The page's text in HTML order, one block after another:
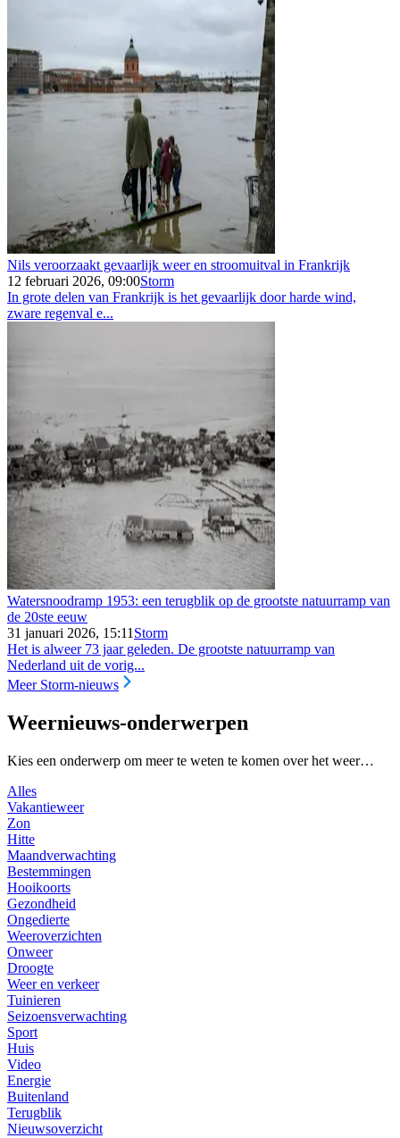
Nils veroorzaakt gevaarlijk weer en stroomuitval in Frankrijk
12 februari 2026, 09:00Storm
In grote delen van Frankrijk is het gevaarlijk door harde wind,
zware regenval e...
Watersnoodramp 1953: een terugblik op de grootste natuurramp van
de 20ste eeuw
31 januari 2026, 15:11 Storm
Het is alweer 73 jaar geleden. De grootste natuurramp van
Nederland uit de vorig...
Meer Storm-nieuws
Weernieuws-onderwerpen
Kies een onderwerp om meer te weten te komen over het weer…
Alles
Vakantieweer
Zon
Hitte
Maandverwachting
Bestemmingen
Hooikoorts
Gezondheid
Ongedierte
Weeroverzichten
Onweer
Droogte
Weer en verkeer
Tuinieren
Seizoensverwachting
Sport
Huis
Video
Energie
Buitenland
Terugblik
Nieuwsoverzicht